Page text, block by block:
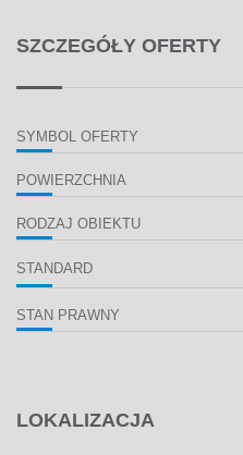
SZCZEGÓŁY OFERTY
SYMBOL OFERTY
POWIERZCHNIA
RODZAJ OBIEKTU
STANDARD
STAN PRAWNY
LOKALIZACJA